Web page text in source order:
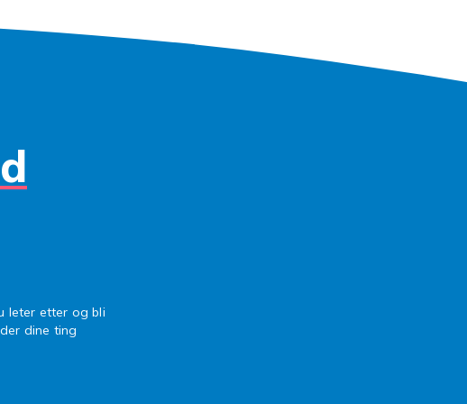
finner du informasjon om materialet, slik
som passer dine behov og forventninger.
stil
et mer markant smykke gir et elegant løft til finere
avslappede og oppkledde antrekk, og kombineres lett
riktig størrelse og
leter etter og bli
dine ting